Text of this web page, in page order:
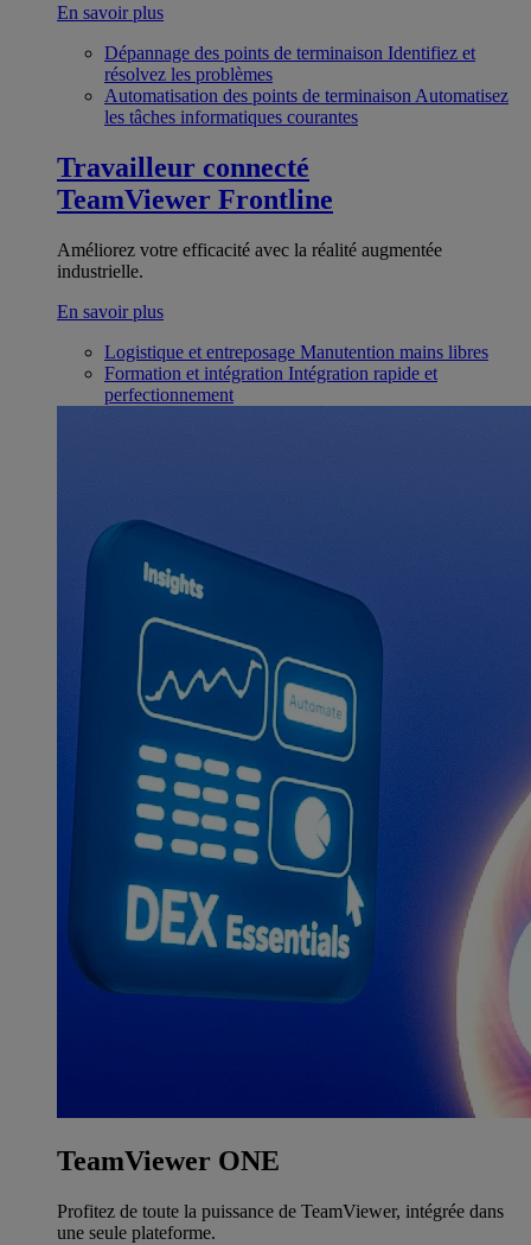
En savoir plus
Dépannage des points de terminaison Identifiez et
résolvez les problèmes
Automatisation des points de terminaison Automatisez
les tâches informatiques courantes
Travailleur connecté
TeamViewer Frontline
Améliorez votre efficacité avec la réalité augmentée
industrielle.
En savoir plus
Logistique et entreposage Manutention mains libres
Formation et intégration Intégration rapide et
perfectionnement
TeamViewer ONE
Profitez de toute la puissance de TeamViewer, intégrée dans
une seule plateforme.